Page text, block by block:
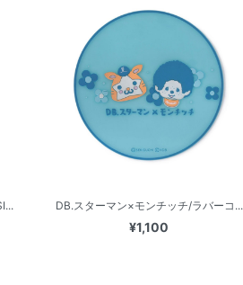
DB.スターマン×モンチッチ/ラバーコ...
¥1,100